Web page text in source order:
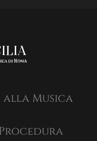
alla Musica